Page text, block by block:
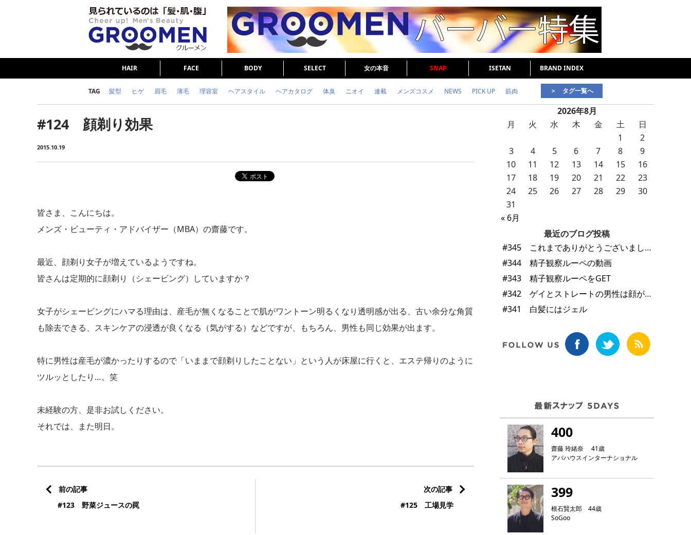
HAIR FACE BODY SELECT 女の本音 SNAP ISETAN BRAND INDEX
TAG 髪型 ヒゲ 眉毛 薄毛 理容室 ヘアスタイル ヘアカタログ 体臭 ニオイ 連載 メンズコスメ NEWS PICK UP 筋肉
女の本音 テストステロン
＞ タグ一覧へ
#124 顔剃り効果
2015.10.19
皆さま、こんにちは。
メンズ・ビューティ・アドバイザー（MBA）の齋藤です。
最近、顔剃り女子が増えているようですね。
皆さんは定期的に顔剃り（シェービング）していますか？
女子がシェービングにハマる理由は、産毛が無くなることで肌がワントーン明るくなり透明感が出る、古い余分な角質
も除去できる、スキンケアの浸透が良くなる（気がする）などですが、もちろん、男性も同じ効果が出ます。
特に男性は産毛が濃かったりするので「いままで顔剃りしたことない」という人が床屋に行くと、エステ帰りのように
ツルッとしたり…。笑
未経験の方、是非お試しください。
それでは、また明日。
前の記事
#123 野菜ジュースの罠
次の記事
#125 工場見学
2026年8月
月
火 水 木 金 土 日
« 6月
1
2
3
4 5 6 7 8
9
10
11 12 13 14 15
16
17
18 19 20 21 22
23
24
25 26 27 28 29
30
31
最近のブログ投稿
#345 これまでありがとうございました
#344 精子観察ルーペの動画
#343 精子観察ルーペをGET
#342 ゲイとストレートの男性は顔が違う
#341 白髪にはジェル
400
齋藤 玲緒奈 41歳
アバハウスインターナショナル
399
根石賢太郎 44歳
SoGoo